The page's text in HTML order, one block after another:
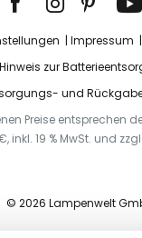
Impressum
Hinweis zur
und
Preise entsprechen
inkl. 19 % MwSt. und
© 2026 Lampenwelt